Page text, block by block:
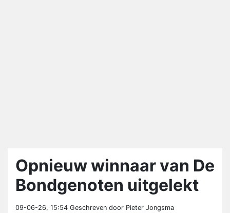
Opnieuw winnaar van De
Bondgenoten uitgelekt
09-06-26, 15:54 Geschreven door Pieter Jongsma